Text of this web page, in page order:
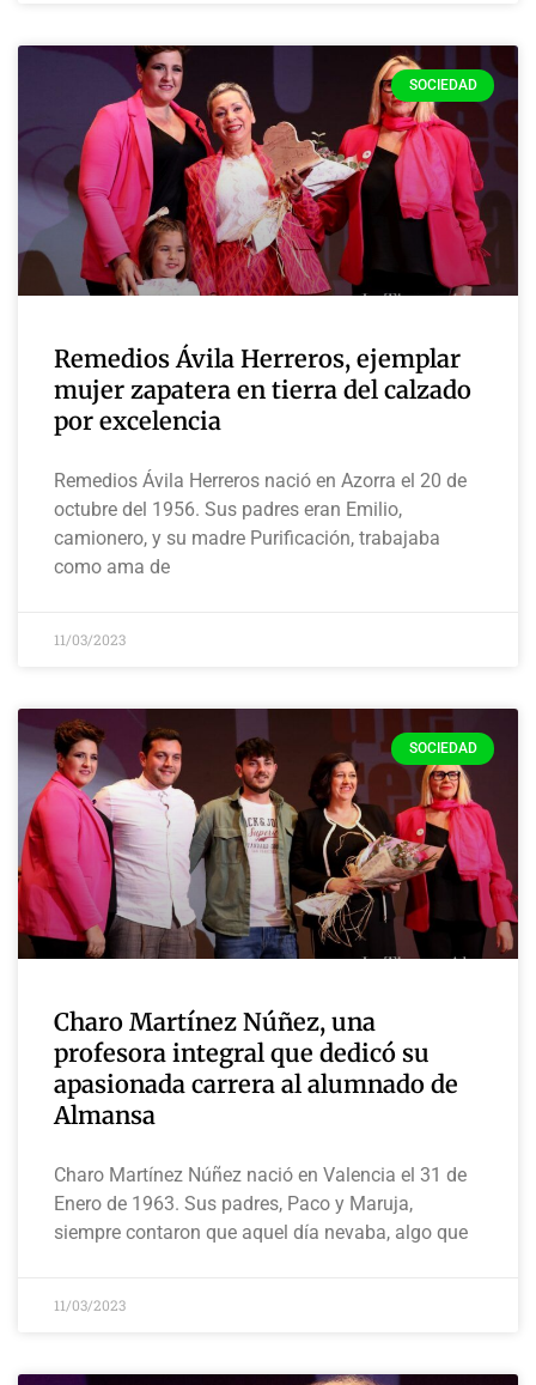
SOCIEDAD
Remedios Ávila Herreros, ejemplar
mujer zapatera en tierra del calzado
por excelencia
Remedios Ávila Herreros nació en Azorra el 20 de
octubre del 1956. Sus padres eran Emilio,
camionero, y su madre Purificación, trabajaba
como ama de
11/03/2023
SOCIEDAD
Charo Martínez Núñez, una
profesora integral que dedicó su
apasionada carrera al alumnado de
Almansa
Charo Martínez Núñez nació en Valencia el 31 de
Enero de 1963. Sus padres, Paco y Maruja,
siempre contaron que aquel día nevaba, algo que
11/03/2023